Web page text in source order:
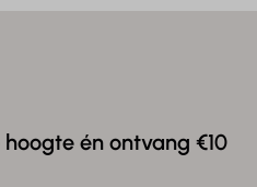
én ontvang €10